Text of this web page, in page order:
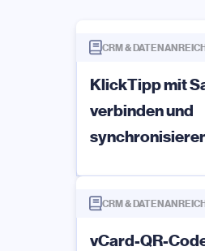
CRM &
KlickTipp mit
verbinden und
CRM &
vCard-QR-